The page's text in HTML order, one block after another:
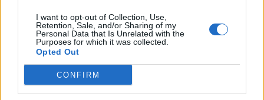
I want to opt-out of Collection, Use,
Retention, Sale, and/or Sharing of my
Personal Data that Is Unrelated with the
Purposes for which it was collected.
Opted Out
CONFIRM